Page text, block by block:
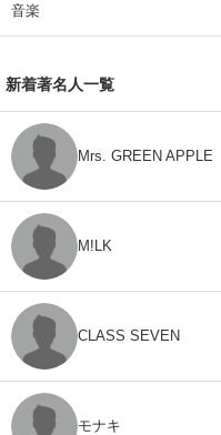
音楽
新着著名人一覧
Mrs. GREEN APPLE
M!LK
CLASS SEVEN
モナキ